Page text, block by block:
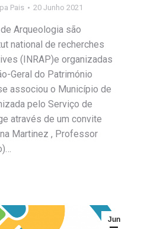
Pais 20 Junho 2021
Arqueologia são
national de recherches
(INRAP)e organizadas
Geral do Património
associou o Município de
pelo Serviço de
através de um convite
Martinez , Professor
Jun